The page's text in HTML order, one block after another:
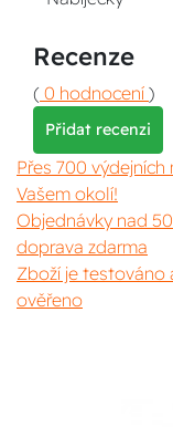
Recenze
( 0 hodnocení )
Přidat recenzi
Přes 700 výdejních
Vašem okolí!
Objednávky nad
doprava zdarma
Zboží je testováno
ověřeno